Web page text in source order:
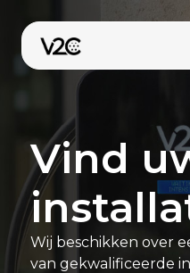
naar
inhoud
Vind uw
Vind
Wij beschikken over
van gekwalificeerde